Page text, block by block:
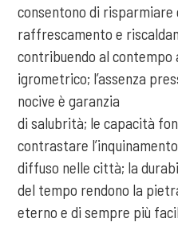
consentono di risparmiare
raffrescamento e
contribuendo al contempo
igrometrico; l’assenza
nocive è garanzia
di salubrità; le capacità
contrastare
diffuso nelle città; la
del tempo rendono la
eterno e di sempre più